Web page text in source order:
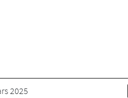
2025